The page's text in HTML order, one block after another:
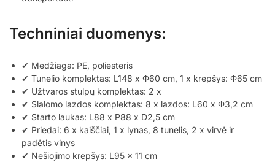
Techniniai duomenys:
✔ Medžiaga: PE, poliesteris
✔ Tunelio komplektas: L148 x Φ60 cm, 1 x krepšys: Φ65 cm
✔ Užtvaros stulpų komplektas: 2 x
✔ Slalomo lazdos komplektas: 8 x lazdos: L60 x Φ3,2 cm
✔ Starto laukas: L88 x P88 x D2,5 cm
✔ Priedai: 6 x kaiščiai, 1 x lynas, 8 tunelis, 2 x virvė ir
padėtis vinys
✔ Nešiojimo krepšys: L95 x 11 cm